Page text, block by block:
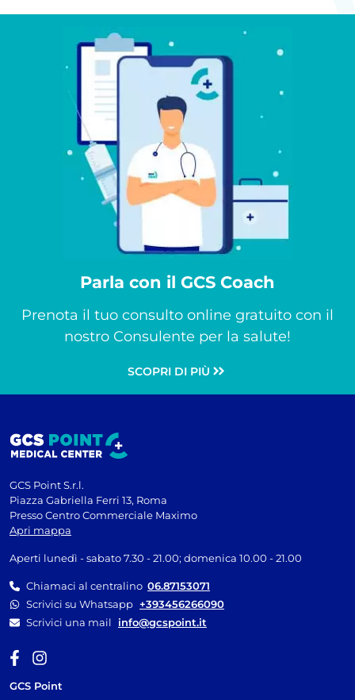
Parla con il GCS Coach
Prenota il tuo consulto online gratuito con il
nostro Consulente per la salute!
SCOPRI DI PIÙ
GCS Point S.r.l.
Piazza Gabriella Ferri 13, Roma
Presso Centro Commerciale Maximo
Apri mappa
Aperti lunedì - sabato 7.30 - 21.00; domenica 10.00 - 21.00
Chiamaci al centralino 06.87153071
Scrivici su Whatsapp +393456266090
Scrivici una mail
info@gcspoint.it
GCS Point